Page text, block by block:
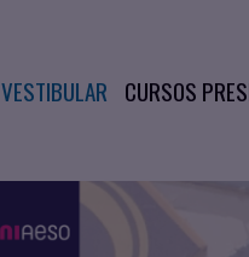
VESTIBULAR CURSOS